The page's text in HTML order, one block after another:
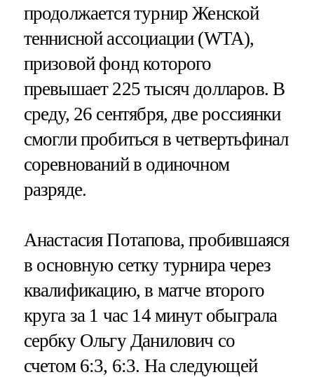
продолжается турнир Женской
теннисной ассоциации (WTA),
призовой фонд которого
превышает 225 тысяч долларов. В
среду, 26 сентября, две россиянки
смогли пробиться в четвертьфинал
соревнований в одиночном
разряде.
Анастасия Потапова, пробившаяся
в основную сетку турнира через
квалификацию, в матче второго
круга за 1 час 14 минут обыграла
сербку Ольгу Данилович со
счетом 6:3, 6:3​​​. На следующей